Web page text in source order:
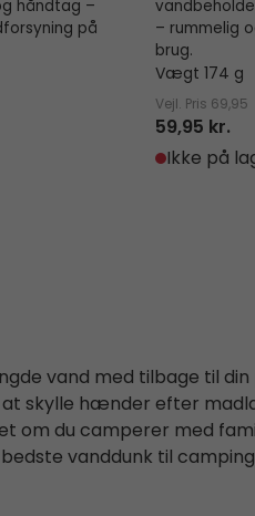
håndtag –
på
– rummelig
brug.
Vægt 174 g
Vejl. Pris 69,95
59,95 kr.
Ikke på
vand med tilbage til
skylle hænder efter
om du camperer med
vanddunk til